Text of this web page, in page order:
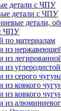
детали с ЧПУ
детали с ЧПУ
детали,
ЧПУ
по материалам
из
из
из углеродистой
из серого чугуна
из ковкого
из ковкого
из